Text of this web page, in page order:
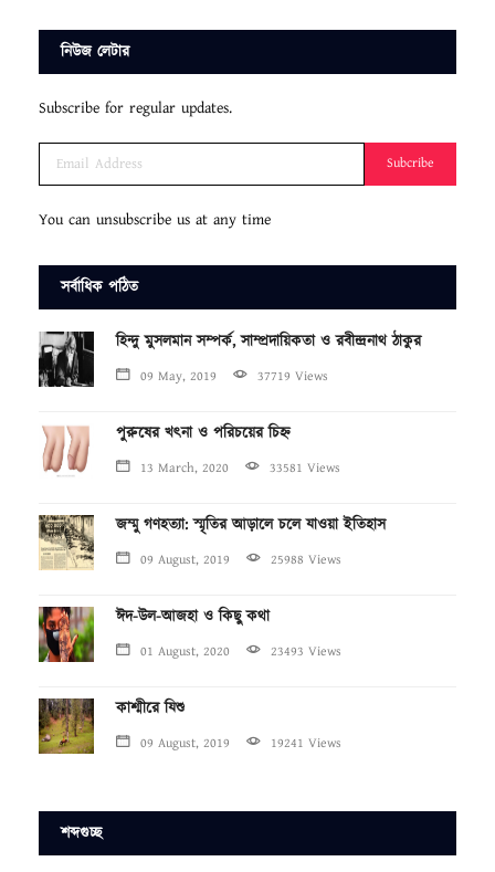
নিউজ লেটার
Subscribe for regular updates.
Subcribe
You can unsubscribe us at any time
সর্বাধিক পঠিত
হিন্দু মুসলমান সম্পর্ক, সাম্প্রদায়িকতা ও রবীন্দ্রনাথ ঠাকুর
09 May, 2019 37719 Views
পুরুষের খৎনা ও পরিচয়ের চিহ্ন
13 March, 2020 33581 Views
জম্মু গণহত্যা: স্মৃতির আড়ালে চলে যাওয়া ইতিহাস
09 August, 2019 25988 Views
ঈদ-উল-আজহা ও কিছু কথা
01 August, 2020 23493 Views
কাশ্মীরে যিশু
09 August, 2019 19241 Views
শব্দগুচ্ছ